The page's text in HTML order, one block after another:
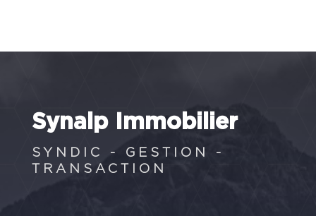
Synalp Immobilier
SYNDIC - GESTION -
TRANSACTION